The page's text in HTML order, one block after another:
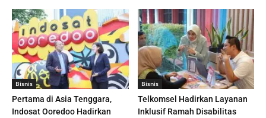
Bisnis
Pertama di Asia Tenggara,
Indosat Ooredoo Hadirkan
Bisnis
Telkomsel Hadirkan Layanan
Inklusif Ramah Disabilitas